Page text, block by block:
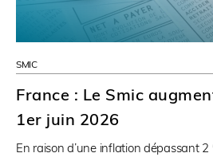
SMIC
France : Le Smic
1er juin 2026
En raison d’une inflation dépassant